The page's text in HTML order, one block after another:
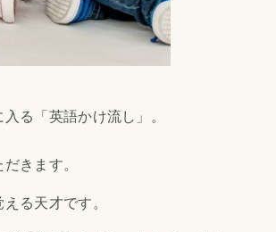
る「英語かけ流し」。
きます。
る天才です。